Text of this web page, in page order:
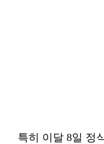
특히 이달 8일 정